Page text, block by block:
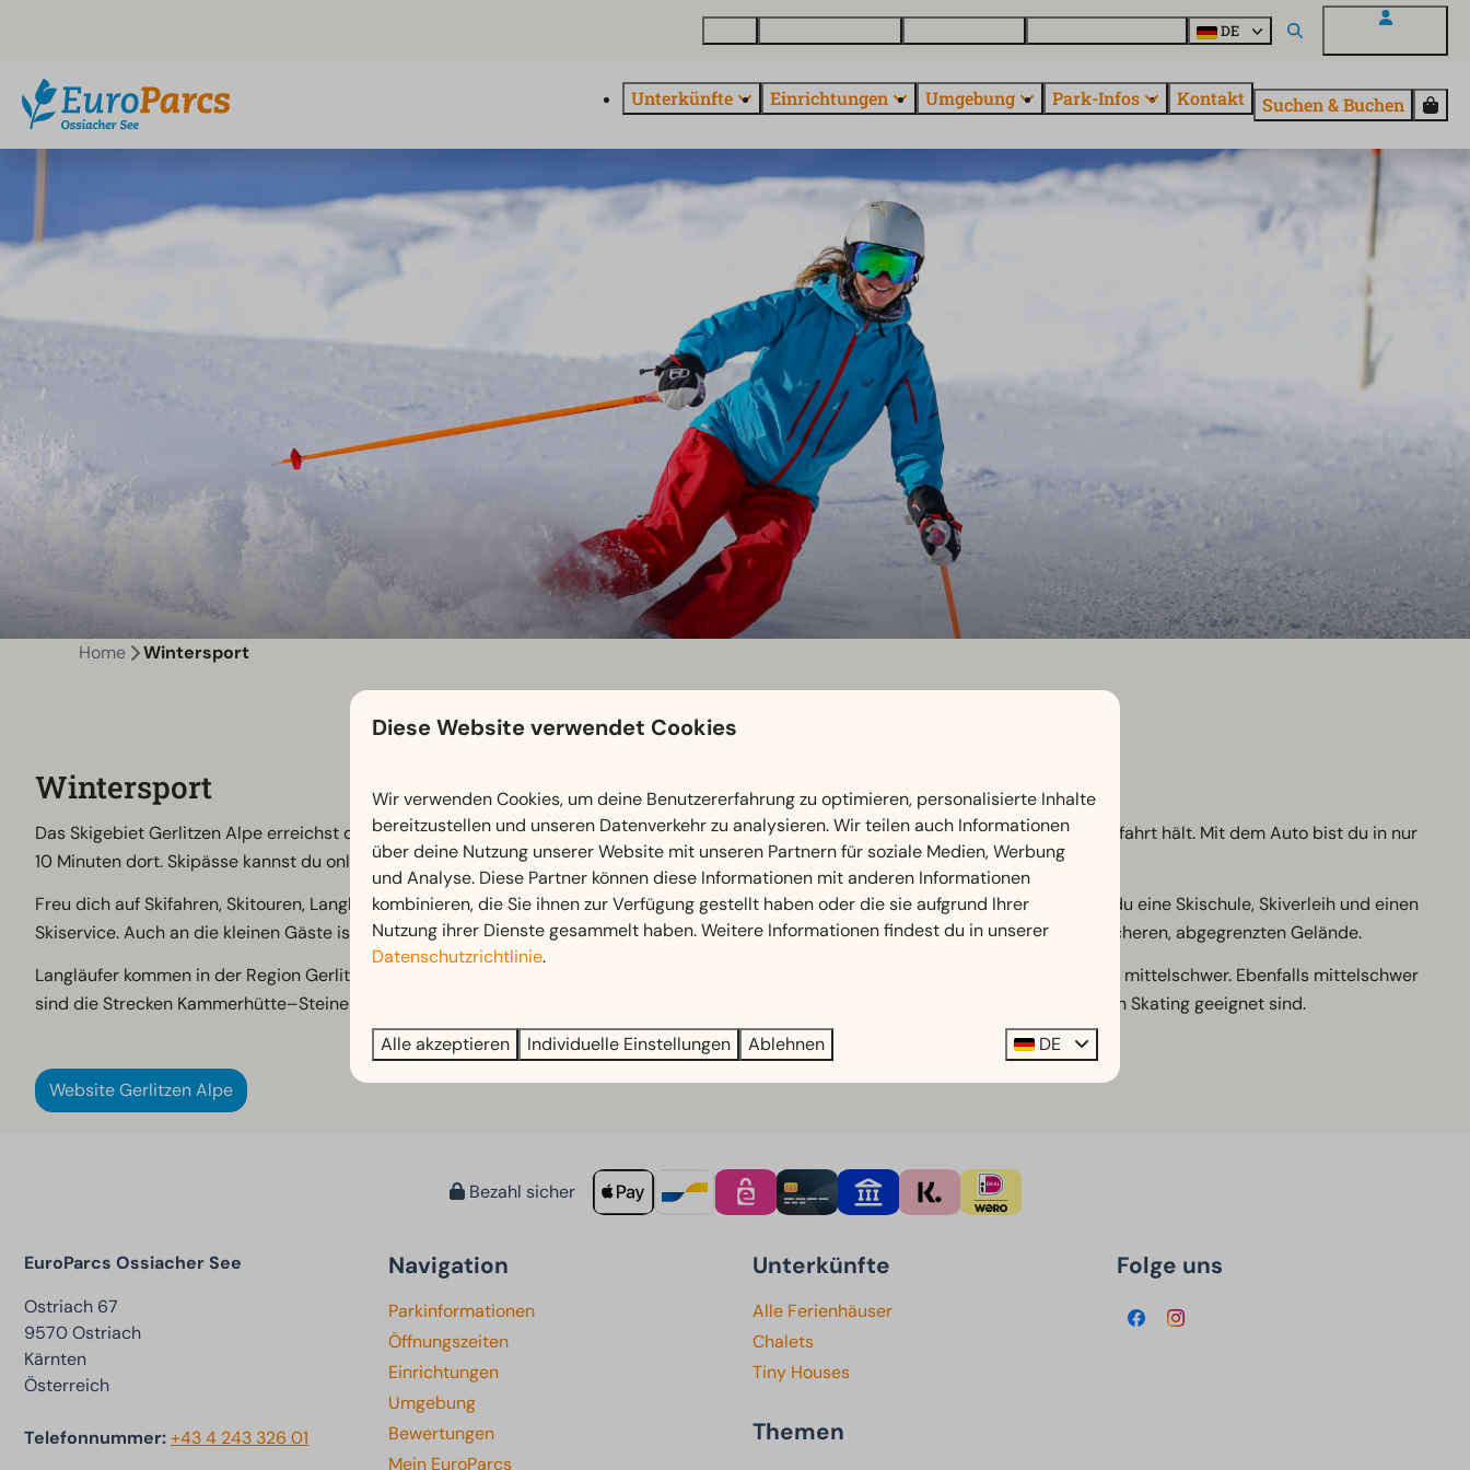
DE
Unterkünfte Einrichtungen Umgebung Park-Infos Kontakt Suchen & Buchen
Home Wintersport
Wintersport
Das Skigebiet Gerlitzen Alpe erreichst du in nur etwa 30 Minuten bequem mit dem kostenlosen Winter-Skibus, der direkt an der Parkeinfahrt hält. Mit dem Auto bist du in nur
10 Minuten dort. Skipässe kannst du online vorab oder direkt an der Gondelstation erwerben.
Freu dich auf Skifahren, Skitouren, Langlaufen, Winterwanderungen, eine Rodelbahn und sogar einen Wintertandemflug. Vor Ort findest du eine Skischule, Skiverleih und einen
Skiservice. Auch an die kleinen Gäste ist gedacht: Im Kinderland gibt es ein Förderband, Übungslifte und Übungsabfahrten auf einem sicheren, abgegrenzten Gelände.
Langläufer kommen in der Region Gerlitzen-Alpe voll auf ihre Kosten. Die Panoramaloipe Gerlitzen-Alpe erstreckt sich über 6 km und ist mittelschwer. Ebenfalls mittelschwer
sind die Strecken Kammerhütte–Steinerner Tisch (3 km) sowie Klösterle–Innerteuchen (3 km), die sowohl für klassische Technik als auch Skating geeignet sind.
Website Gerlitzen Alpe
Bezahl sicher
EuroParcs Ossiacher See
Ostriach 67
9570 Ostriach
Kärnten
Österreich
Telefonnummer:+43 4 243 326 01
Navigation
Parkinformationen
Öffnungszeiten
Einrichtungen
Umgebung
Bewertungen
Mein EuroParcs
Unterkünfte
Alle Ferienhäuser
Chalets
Tiny Houses
Themen
Folge uns
Diese Website verwendet Cookies
Wir verwenden Cookies, um deine Benutzererfahrung zu optimieren, personalisierte Inhalte
bereitzustellen und unseren Datenverkehr zu analysieren. Wir teilen auch Informationen
über deine Nutzung unserer Website mit unseren Partnern für soziale Medien, Werbung
und Analyse. Diese Partner können diese Informationen mit anderen Informationen
kombinieren, die Sie ihnen zur Verfügung gestellt haben oder die sie aufgrund Ihrer
Nutzung ihrer Dienste gesammelt haben. Weitere Informationen findest du in unserer
Datenschutzrichtlinie.
Alle akzeptieren Individuelle Einstellungen Ablehnen DE